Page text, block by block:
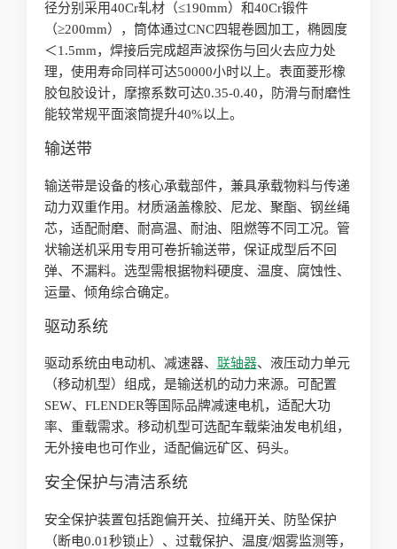
径分别采用40Cr轧材（≤190mm）和40Cr锻件
（≥200mm），筒体通过CNC四辊卷圆加工，椭圆度
＜1.5mm，焊接后完成超声波探伤与回火去应力处
理，使用寿命同样可达50000小时以上。表面菱形橡
胶包胶设计，摩擦系数可达0.35-0.40，防滑与耐磨性
能较常规平面滚筒提升40%以上。
输送带
输送带是设备的核心承载部件，兼具承载物料与传递
动力双重作用。材质涵盖橡胶、尼龙、聚酯、钢丝绳
芯，适配耐磨、耐高温、耐油、阻燃等不同工况。管
状输送机采用专用可卷折输送带，保证成型后不回
弹、不漏料。选型需根据物料硬度、温度、腐蚀性、
运量、倾角综合确定。
驱动系统
驱动系统由电动机、减速器、 联轴器、液压动力单元
（移动机型）组成，是输送机的动力来源。可配置
SEW、FLENDER等国际品牌减速电机，适配大功
率、重载需求。移动机型可选配车载柴油发电机组，
无外接电也可作业，适配偏远矿区、码头。
安全保护与清洁系统
安全保护装置包括跑偏开关、拉绳开关、防坠保护
（断电0.01秒锁止）、过载保护、温度/烟雾监测等，